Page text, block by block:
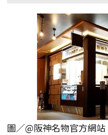
圖／@阪神名物官方網站